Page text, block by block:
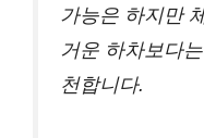
가능은 하지만
거운 하차보다
천합니다.